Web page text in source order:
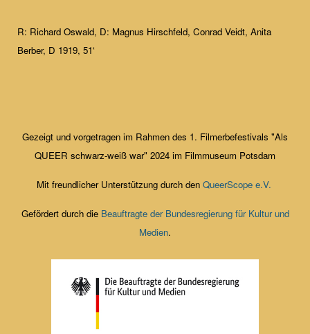
R: Richard Oswald, D: Magnus Hirschfeld, Conrad Veidt, Anita
Berber, D 1919, 51‘
Gezeigt und vorgetragen im Rahmen des 1. Filmerbefestivals "Als
QUEER schwarz-weiß war" 2024 im Filmmuseum Potsdam
Mit freundlicher Unterstützung durch den QueerScope e.V.
Gefördert durch die Beauftragte der Bundesregierung für Kultur und
Medien.